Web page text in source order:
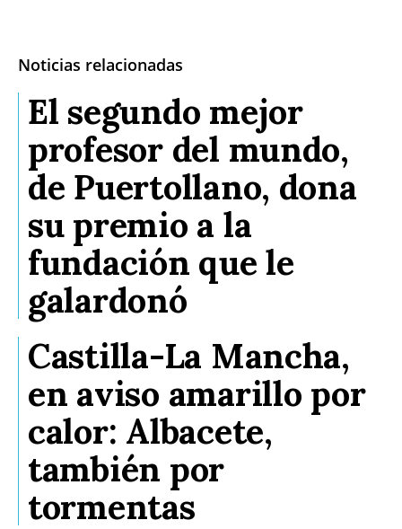
Noticias relacionadas
El segundo mejor
profesor del mundo,
de Puertollano, dona
su premio a la
fundación que le
galardonó
Castilla-La Mancha,
en aviso amarillo por
calor: Albacete,
también por
tormentas